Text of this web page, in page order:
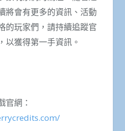
將會有更多的資訊、活動
的玩家們，請持續追蹤官
以獲得第一手資訊。
官網：